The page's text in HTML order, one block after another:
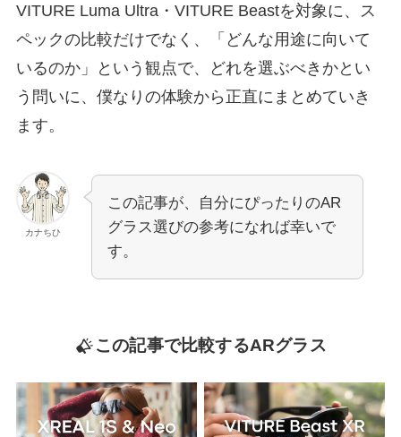
VITURE Luma Ultra・VITURE Beastを対象に、ス
ペックの比較だけでなく、「どんな用途に向いて
いるのか」という観点で、どれを選ぶべきかとい
う問いに、僕なりの体験から正直にまとめていき
ます。
カナちひ
この記事が、自分にぴったりのAR
グラス選びの参考になれば幸いで
す。
この記事で比較するARグラス